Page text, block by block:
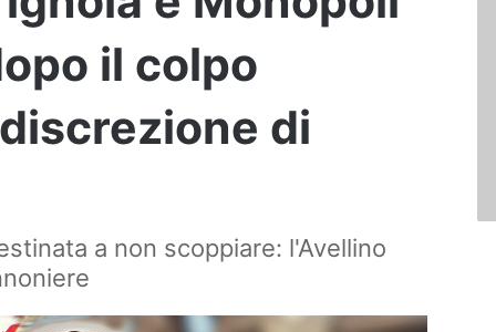
il colpo
di
a non scoppiare: l'Avellino